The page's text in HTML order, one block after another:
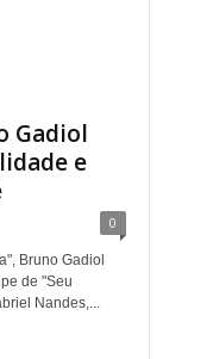
Gadiol
e
0
Bruno Gadiol
de "Seu
Nandes,...